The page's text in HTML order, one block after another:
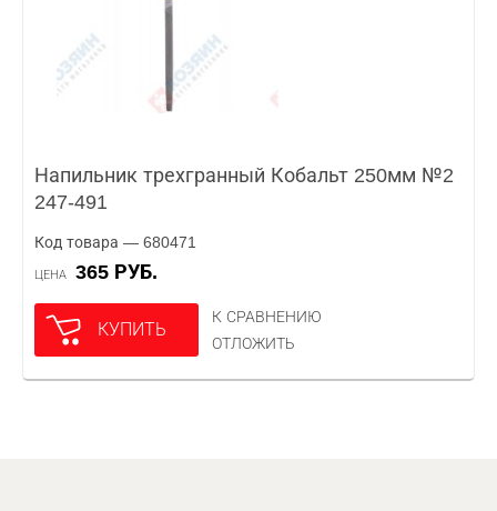
Напильник трехгранный Кобальт 250мм №2
247-491
Код товара — 680471
ЦЕНА 365 РУБ.
КУПИТЬ
К СРАВНЕНИЮ
ОТЛОЖИТЬ